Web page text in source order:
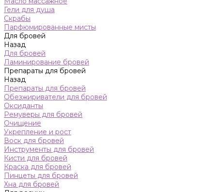
Гели для душа
Скрабы
Парфюмированные мисты
Для бровей
Назад
Для бровей
Ламинирование бровей
Препараты для бровей
Назад
Препараты для бровей
Обезжириватели для бровей
Оксиданты
Ремуверы для бровей
Очищение
Укрепление и рост
Воск для бровей
Инструменты для бровей
Кисти для бровей
Краска для бровей
Пинцеты для бровей
Хна для бровей